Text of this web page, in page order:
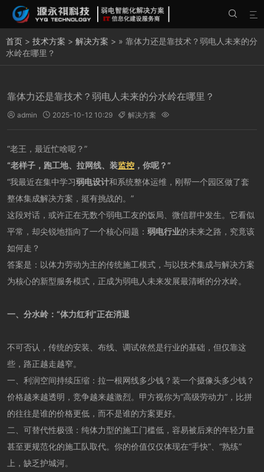


首页 > 技术方案 > 解决方案 > » 靠体力还是靠技术？弱电人未来的分
水岭在哪里？
靠体力还是靠技术？弱电人未来的分水岭在哪里？
 admin  2025-10-12 10:29  解决方案 
“老王，最近忙啥呢？”
“老样子，跑工地、拉网线、装监控 ，你呢？”
“我最近在集中学习弱电设计和系统整体运维，刚帮一个园区做了套
整体集成解决方案，挺有挑战的。”
这段对话，或许正在无数个弱电工友的饭局、微信群中发生。它看似
平常，却尖锐地指向了一个核心问题： 弱电行业的未来之路，究竟该
如何走？
答案是：以体力劳动为主的传统施工模式，与以技术集成与解决方案
为核心的新型服务模式，正成为弱电人未来发展最清晰的分水岭。
一、分水岭：“体力红利”正在消退
不可否认，传统的安装、布线、调试依然是行业的基础，但仅靠这
些，路正越走越窄。
一、利润空间持续压缩：拉一根网线多少钱？装一个摄像头多少钱？
价格越来越透明，竞争越来越激烈。甲方视你为“高级劳动力”，比拼
的往往是谁的价格更低，而不是谁的方案更好。
二、可替代性极强：纯体力型的施工门槛低，容易被后来的年轻力量
甚至更规范化的施工队取代。你的价值仅仅体现在“手快”、“熟练”
上，缺乏护城河。